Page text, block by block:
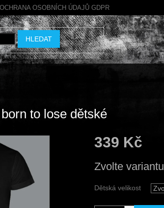
OCHRANA OSOBNÍCH ÚDAJŮ GDPR
HLEDAT
to lose dětské
339 Kč
cena:
Zvolte variantu
Dětská velikost